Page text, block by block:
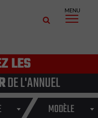
MENU
LES
DE L'ANNUEL
MODÈLE